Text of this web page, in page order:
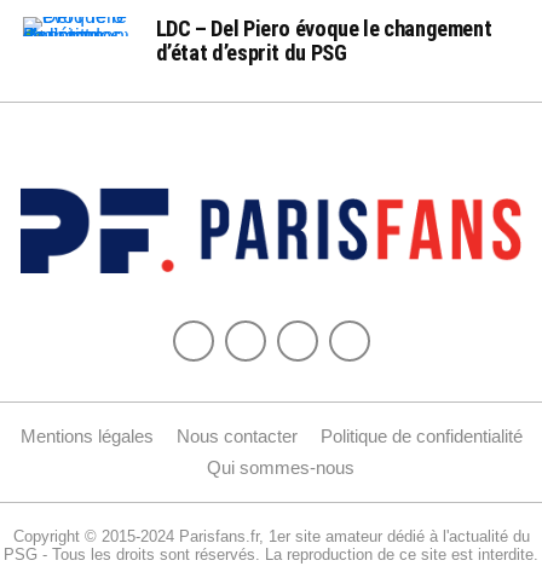
LDC – Del Piero évoque le changement
d’état d’esprit du PSG
Mentions légales Nous contacter
Politique de confidentialité
Qui sommes-nous
Copyright © 2015-2024 Parisfans.fr, 1er site amateur dédié à l'actualité du
PSG - Tous les droits sont réservés. La reproduction de ce site est interdite.